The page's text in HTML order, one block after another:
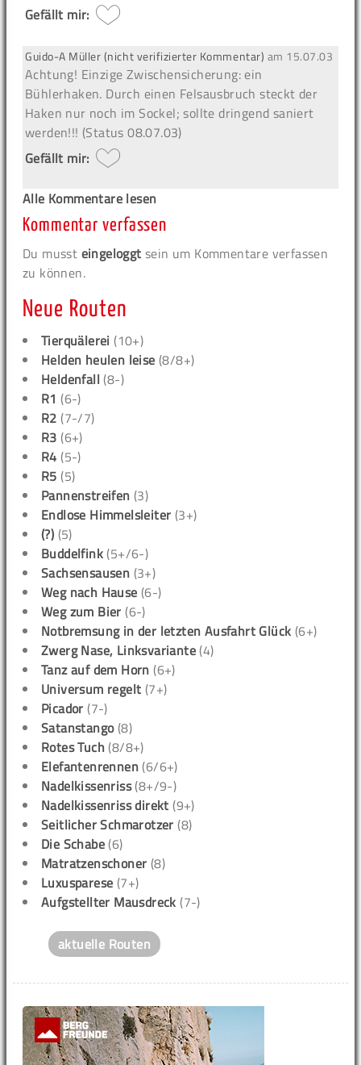
Gefällt mir:
Guido-A Müller (nicht verifizierter Kommentar) am 15.07.03
Achtung! Einzige Zwischensicherung: ein
Bühlerhaken. Durch einen Felsausbruch steckt der
Haken nur noch im Sockel; sollte dringend saniert
werden!!! (Status 08.07.03)
Gefällt mir:
Alle Kommentare lesen
Kommentar verfassen
Du musst eingeloggt sein um Kommentare verfassen
zu können.
Neue Routen
Tierquälerei (10+)
Helden heulen leise (8/8+)
Heldenfall (8-)
R1 (6-)
R2 (7-/7)
R3 (6+)
R4 (5-)
R5 (5)
Pannenstreifen (3)
Endlose Himmelsleiter (3+)
(?) (5)
Buddelfink (5+/6-)
Sachsensausen (3+)
Weg nach Hause (6-)
Weg zum Bier (6-)
Notbremsung in der letzten Ausfahrt Glück (6+)
Zwerg Nase, Linksvariante (4)
Tanz auf dem Horn (6+)
Universum regelt (7+)
Picador (7-)
Satanstango(8)
Rotes Tuch (8/8+)
Elefantenrennen (6/6+)
Nadelkissenriss(8+/9-)
Nadelkissenriss direkt (9+)
Seitlicher Schmarotzer (8)
Die Schabe (6)
Matratzenschoner (8)
Luxusparese (7+)
Aufgstellter Mausdreck (7-)
aktuelle Routen